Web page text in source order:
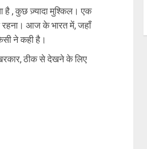
है , कुछ ज़्यादा मुश्किल। एक
रहना। आज के भारत में, जहाँ
ने कही है।
ठीक से देखने के लिए